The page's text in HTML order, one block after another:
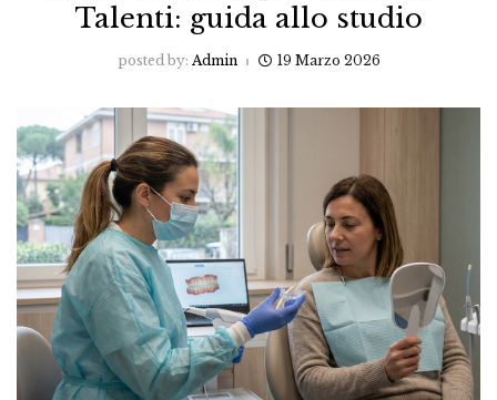
Talenti: guida allo studio
posted by: Admin 19 Marzo 2026